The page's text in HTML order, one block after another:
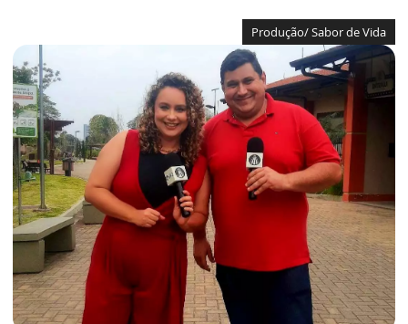
Produção/ Sabor de Vida